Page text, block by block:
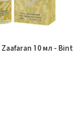
10 мл - Bint